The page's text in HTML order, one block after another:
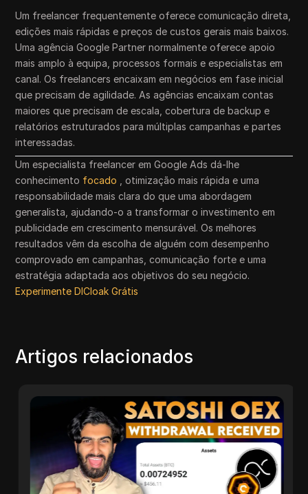
Um freelancer frequentemente oferece comunicação direta,
edições mais rápidas e preços de custos gerais mais baixos.
Uma agência Google Partner normalmente oferece apoio
mais amplo à equipa, processos formais e especialistas em
canal. Os freelancers encaixam em negócios em fase inicial
que precisam de agilidade. As agências encaixam contas
maiores que precisam de escala, cobertura de backup e
relatórios estruturados para múltiplas campanhas e partes
interessadas.
Um especialista freelancer em Google Ads dá-lhe
conhecimento focado , otimização mais rápida e uma
responsabilidade mais clara do que uma abordagem
generalista, ajudando-o a transformar o investimento em
publicidade em crescimento mensurável. Os melhores
resultados vêm da escolha de alguém com desempenho
comprovado em campanhas, comunicação forte e uma
estratégia adaptada aos objetivos do seu negócio.
Experimente DICloak Grátis
Artigos relacionados